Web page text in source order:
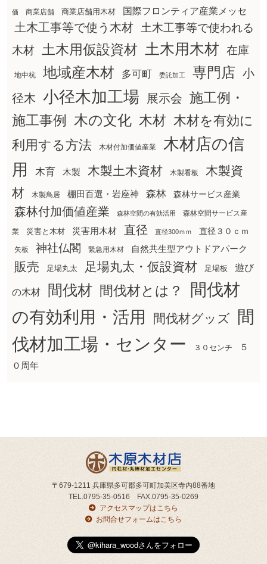
価 商業店舗 商業店舗用木材 国際フロンティア産業メッセ
土木工事等で使う木材
土木工事等で使われる
木材
土木用仮設資材 土木用木材 在庫
地中杭 地域産木材 多可町 委託加工 専門店 小
径木 小径木加工場 展示会 施工例・
施工事例
木の文化 木材 木材を有効に
利用する方法
木材付加価値産業
木材店の信
用
木育 木製 木製土木資材 木製看板
木製資
材
木製鳥居 棚田百選・岩座神 森林 森林サービス産業
森林付加価値産業 森林空間の有効活用 森林空間サービス産
業 災害と木材 災害用木材 直径 直径300ｍｍ 直径３０ｃｍ
矢板 神社仏閣 緊急用木材 自然共生型アウトドアパーク
販売 足場丸太 足場丸太・仮設資材 足場板 遊び
の木材 間伐材 間伐材とは？
間伐材
の有効利用・活用
間伐材グッズ
間
伐材加工場・センター
３０センチ
５
０周年
〒679-1211 兵庫県多可郡多可町加美区寺内88番地
TEL.0795-35-0516 FAX.0795-35-0269
アクセスマップはこちら
お問合せフォームはこちら